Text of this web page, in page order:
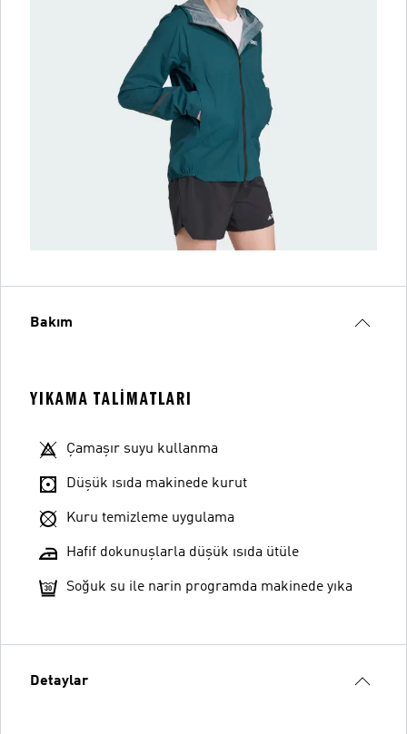
Bakım
YIKAMA TALIMATLARI
Çamaşır suyu kullanma
Düşük ısıda makinede kurut
Kuru temizleme uygulama
Hafif dokunuşlarla düşük ısıda ütüle
Soğuk su ile narin programda makinede yıka
Detaylar